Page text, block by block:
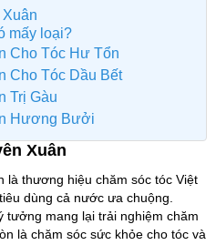
mấy loại?
Cho Tóc Hư Tổn
Cho Tóc Dầu Bết
Trị Gàu
Hương Bưởi
Xuân
là thương hiệu chăm sóc tóc Việt
dùng cả nước ưa chuộng.
mang lại trải nghiệm chăm
là chăm sóc sức khỏe cho tóc và